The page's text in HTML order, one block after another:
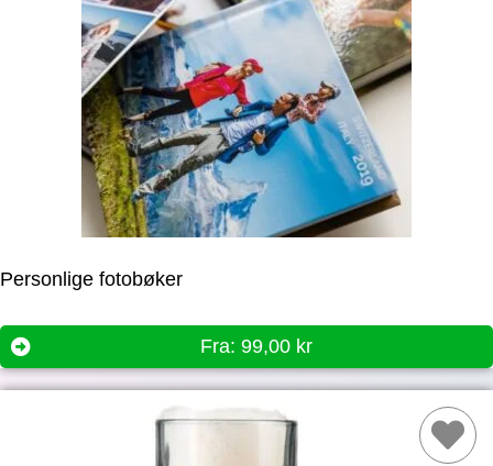
Personlige fotobøker
Fra: 99,00 kr